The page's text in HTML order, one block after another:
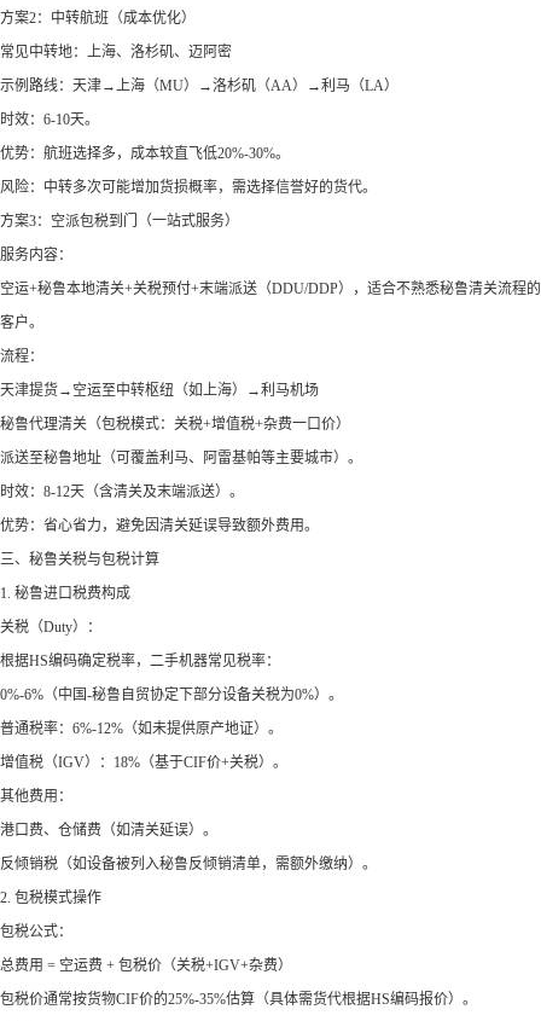
方案2：中转航班（成本优化）
常见中转地：上海、洛杉矶、迈阿密
示例路线：天津→上海（MU）→洛杉矶（AA）→利马（LA）
时效：6-10天。
优势：航班选择多，成本较直飞低20%-30%。
风险：中转多次可能增加货损概率，需选择信誉好的货代。
方案3：空派包税到门（一站式服务）
服务内容：
空运+秘鲁本地清关+关税预付+末端派送（DDU/DDP），适合不熟悉秘鲁清关流程的
客户。
流程：
天津提货→空运至中转枢纽（如上海）→利马机场
秘鲁代理清关（包税模式：关税+增值税+杂费一口价）
派送至秘鲁地址（可覆盖利马、阿雷基帕等主要城市）。
时效：8-12天（含清关及末端派送）。
优势：省心省力，避免因清关延误导致额外费用。
三、秘鲁关税与包税计算
1. 秘鲁进口税费构成
关税（Duty）：
根据HS编码确定税率，二手机器常见税率：
0%-6%（中国-秘鲁自贸协定下部分设备关税为0%）。
普通税率：6%-12%（如未提供原产地证）。
增值税（IGV）：18%（基于CIF价+关税）。
其他费用：
港口费、仓储费（如清关延误）。
反倾销税（如设备被列入秘鲁反倾销清单，需额外缴纳）。
2. 包税模式操作
包税公式：
总费用 = 空运费 + 包税价（关税+IGV+杂费）
包税价通常按货物CIF价的25%-35%估算（具体需货代根据HS编码报价）。